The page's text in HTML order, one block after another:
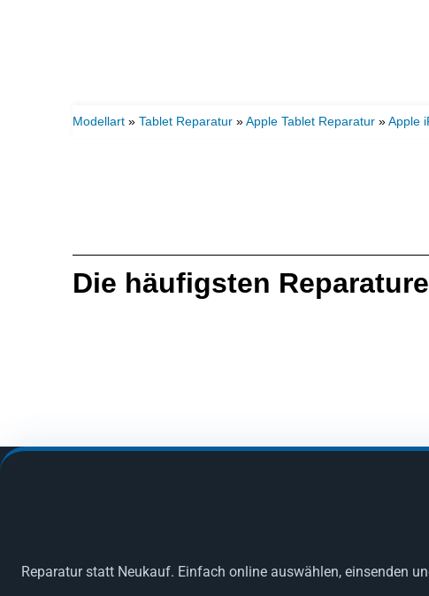
Modellart » Tablet Reparatur »Apple Tablet Reparatur »Apple
Die häufigsten
Reparatur statt Neukauf. Einfach online auswählen, einsenden